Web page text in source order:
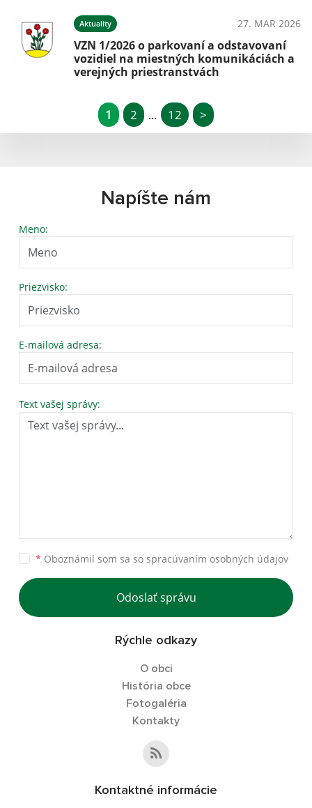
Aktuality 27. MAR 2026
VZN 1/2026 o parkovaní a odstavovaní
vozidiel na miestných komunikáciách a
verejných priestranstvách
1 2 ... 12 >
Napíšte nám
Meno:
Priezvisko:
E-mailová adresa:
Text vašej správy:
* Oboznámil som sa so spracúvaním osobných údajov
Odoslať správu
Rýchle odkazy
O obci
História obce
Fotogaléria
Kontakty
Kontaktné informácie